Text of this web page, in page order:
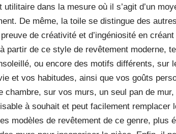
utilitaire dans la mesure où il s’agit d’un
De même, la toile se distingue des
de créativité et d’ingéniosité en
partir de ce style de revêtement moderne,
ou encore des motifs différents, sur
et vos habitudes, ainsi que vos goûts
chambre, sur vos murs, un seul pan de
à souhait et peut facilement remplacer
modèles de revêtement de ce genre, plus